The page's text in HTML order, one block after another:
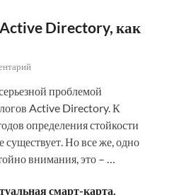
Directory, как
проблемой
Active Directory. К
определения стойкости
существует. Но все же, одно
внимания, это – …
смарт-карта.